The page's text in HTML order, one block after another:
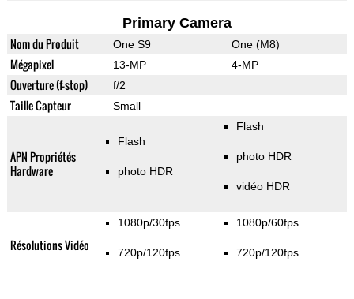
Primary Camera
Nom du Produit One S9 One (M8)
Mégapixel 13-MP 4-MP
Ouverture (f-stop) f/2
Taille Capteur Small
APN Propriétés
Hardware
Flash
photo HDR
Flash
photo HDR
vidéo HDR
Résolutions Vidéo
1080p/30fps
720p/120fps
1080p/60fps
720p/120fps